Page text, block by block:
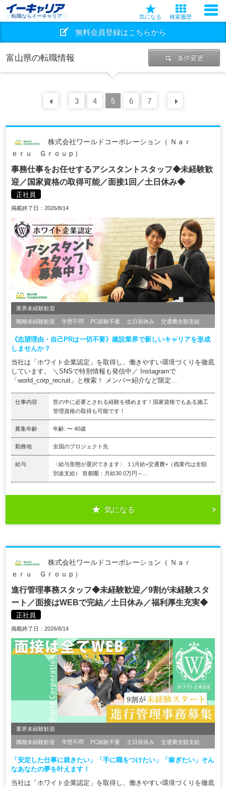
転職ならイーキャリア 気になる 検索履歴
無料会員登録はこちらから
富山県の転職情報 条件変更
前の 30
3 4 5 6 7
株式会社ワールドコーポレーション（ Ｎａｒ
ｅｒｕ Ｇｒｏｕｐ）
事務仕事をお任せするアシスタントスタッフ◆未経験歓
迎／国家資格の取得可能／面接1回／土日休み◆
正社員
掲載終了日：2026/8/14
業界未経験歓迎
職種未経験歓迎 学歴不問 PC経験不要 土日祝休み 交通費全額支給
《志望理由・自己PRは一切不要》建設業界で新しいキャリアを形成
しませんか？
当社は「ホワイト企業認定」を取得し、働きやすい環境づくりを徹底
しています。 ＼SNSで特別情報も発信中／ Instagramで
「world_corp_recruit」と検索！ メンバー紹介など限定...
仕事内容
世の中に必要とされる経験を積めます！国家資格でもある施工
管理資格の取得も可能です！
募集年齢 年齢: 〜 40歳
勤務地 全国のプロジェクト先
給与
〈給与形態が選択できます〉 １)月給+交通費+（残業代は全額
別途支給） 首都圏：月給30.0万円～...
気になる
株式会社ワールドコーポレーション（ Ｎａｒ
ｅｒｕ Ｇｒｏｕｐ）
進行管理事務スタッフ◆未経験歓迎／9割が未経験スタ
ート／面接はWEBで完結／土日休み／福利厚生充実◆
正社員
掲載終了日：2026/8/14
業界未経験歓迎
職種未経験歓迎 学歴不問 PC経験不要 土日祝休み 交通費全額支給
「安定した仕事に就きたい」「手に職をつけたい」「稼ぎたい」そん
なあなたの夢を叶えます！
当社は「ホワイト企業認定」を取得し、働きやすい環境づくりを徹底